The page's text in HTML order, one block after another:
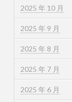
2025 年 10 月
2025 年 9 月
2025 年 8 月
2025 年 7 月
2025 年 6 月